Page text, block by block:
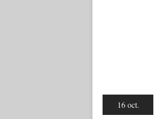
16 oct.